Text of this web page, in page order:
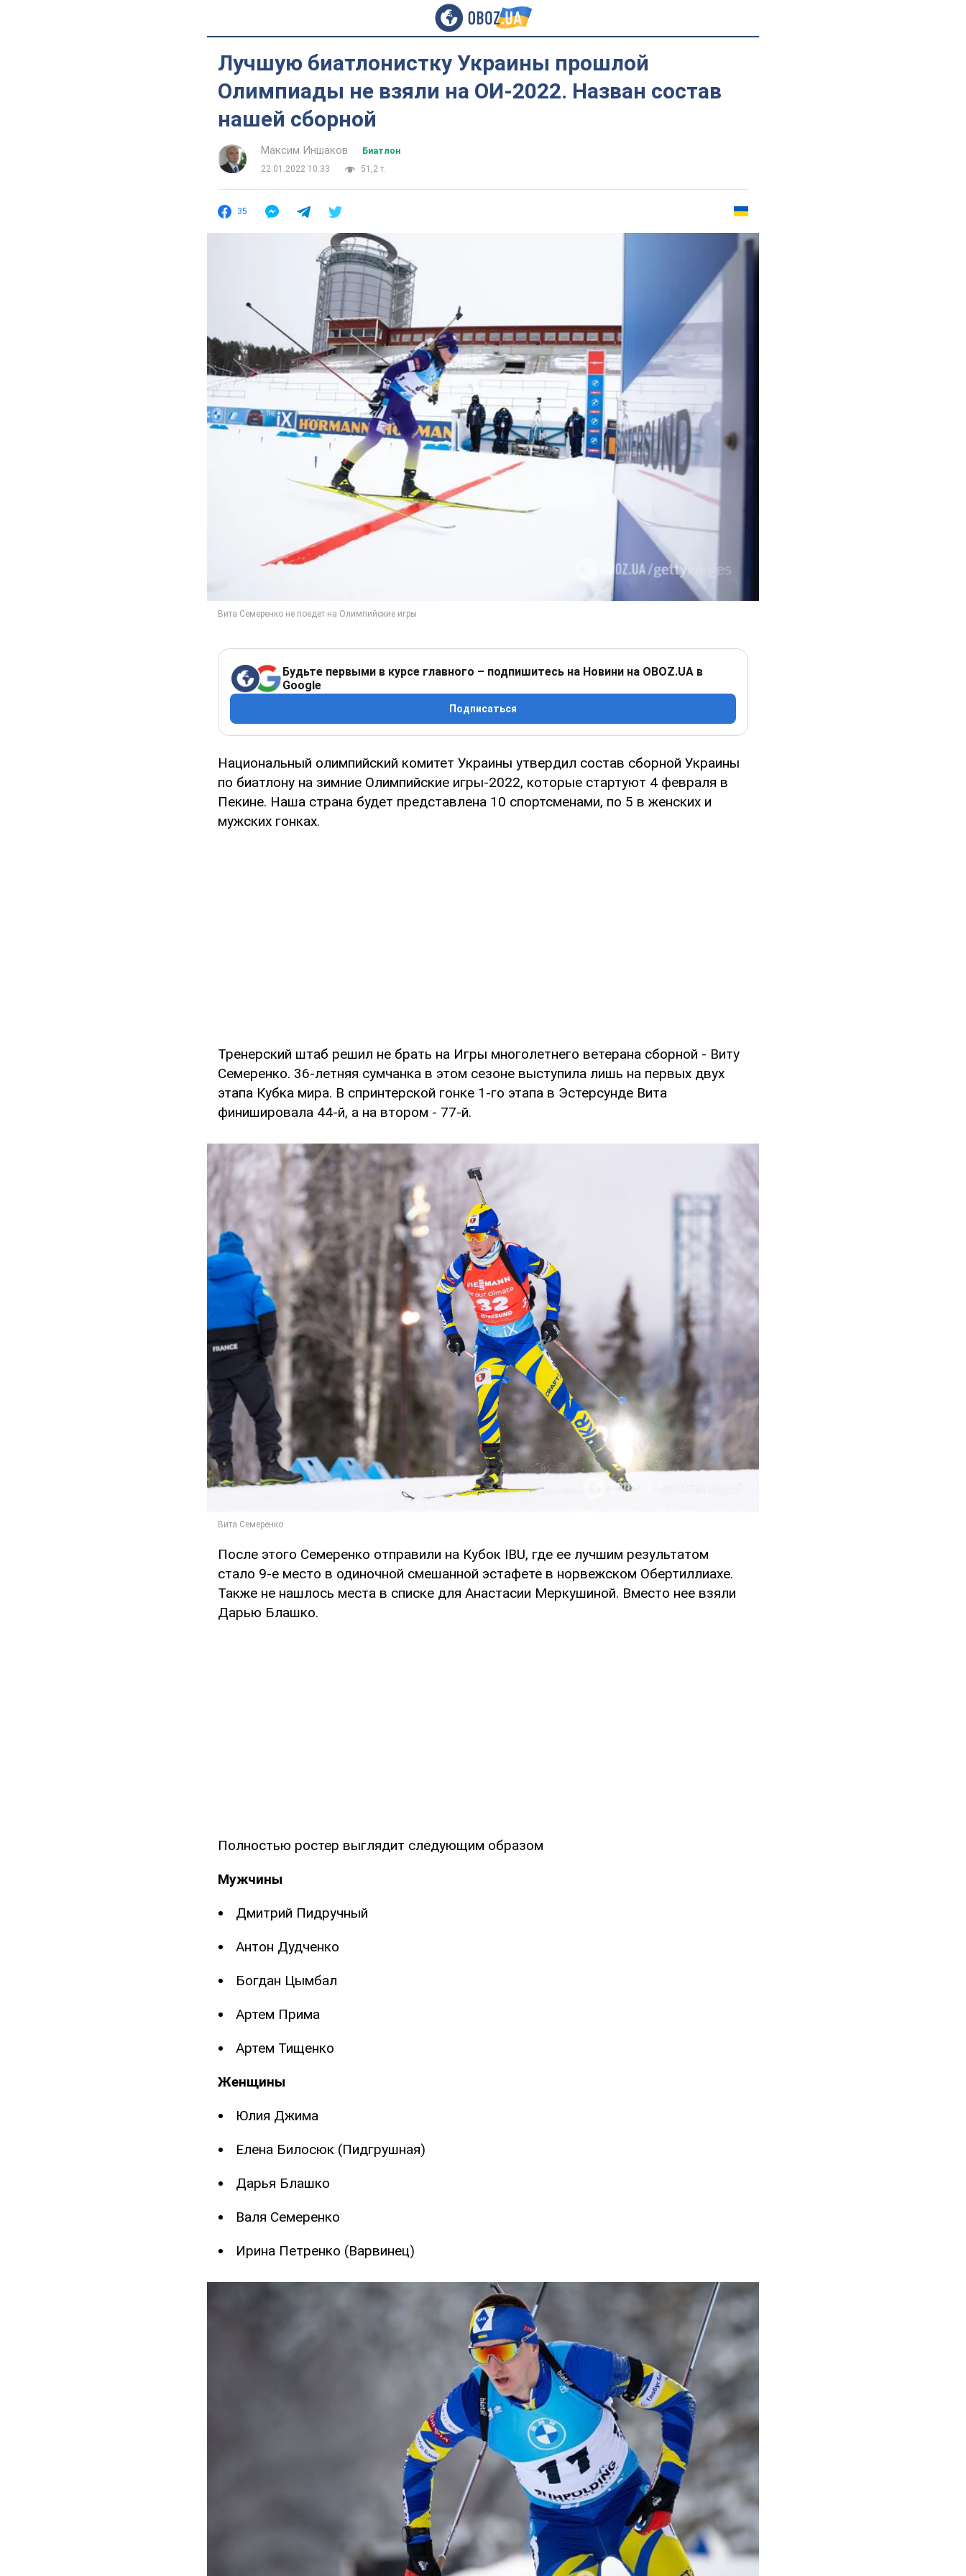
Лучшую биатлонистку Украины прошлой
Олимпиады не взяли на ОИ-2022. Назван состав
нашей сборной
Максим Иншаков
Биатлон
22.01.2022 10:33
51,2 т.
35
Будьте первыми в курсе главного – подпишитесь на Новини на OBOZ.UA в
Google
Подписаться
Национальный олимпийский комитет Украины утвердил состав сборной Украины
по биатлону на зимние Олимпийские игры-2022, которые стартуют 4 февраля в
Пекине. Наша страна будет представлена 10 спортсменами, по 5 в женских и
мужских гонках.
Тренерский штаб решил не брать на Игры многолетнего ветерана сборной - Виту
Семеренко. 36-летняя сумчанка в этом сезоне выступила лишь на первых двух
этапа Кубка мира. В спринтерской гонке 1-го этапа в Эстерсунде Вита
финишировала 44-й, а на втором - 77-й.
После этого Семеренко отправили на Кубок IBU, где ее лучшим результатом
стало 9-е место в одиночной смешанной эстафете в норвежском Обертиллиахе.
Также не нашлось места в списке для Анастасии Меркушиной. Вместо нее взяли
Дарью Блашко.
Полностью ростер выглядит следующим образом
Мужчины
Дмитрий Пидручный
Антон Дудченко
Богдан Цымбал
Артем Прима
Артем Тищенко
Женщины
Юлия Джима
Елена Билосюк (Пидгрушная)
Дарья Блашко
Валя Семеренко
Ирина Петренко (Варвинец)